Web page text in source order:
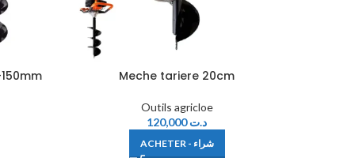
Meche tariere 20cm
Outils agricloe
د.ت120,000
ACHETER - شراء